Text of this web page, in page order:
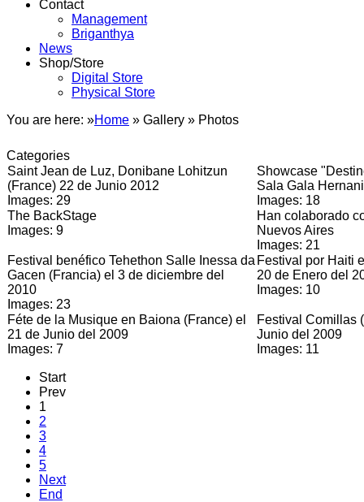
Contact
Management
Briganthya
News
Shop/Store
Digital Store
Physical Store
You are here: »Home » Gallery » Photos
Categories
Saint Jean de Luz, Donibane Lohitzun
(France) 22 de Junio 2012
Images: 29
Showcase
Sala Gala
Images: 18
The BackStage
Images: 9
Han colaborado
Nuevos Aires
Images: 21
Festival benéfico Tehethon Salle Inessa da
Gacen (Francia) el 3 de diciembre del
2010
Images: 23
Festival por Haiti
20 de Enero del
Images: 10
Féte de la Musique en Baiona (France) el
21 de Junio del 2009
Images: 7
Festival Comillas
Junio del 2009
Images: 11
Start
Prev
1
2
3
4
5
Next
End